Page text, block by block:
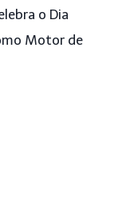
o Dia
Motor de